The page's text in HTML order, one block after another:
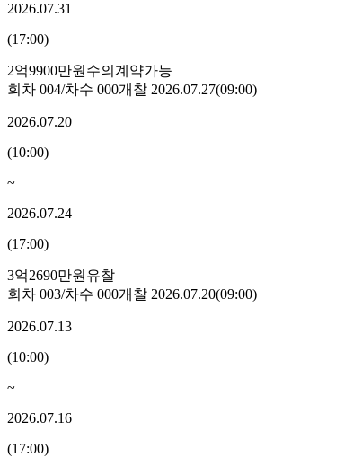
2026.07.31
(17:00)
2억9900만원 수의계약가능
회차 004/차수 000개찰 2026.07.27(09:00)
2026.07.20
(10:00)
~
2026.07.24
(17:00)
3억2690만원 유찰
회차 003/차수 000개찰 2026.07.20(09:00)
2026.07.13
(10:00)
~
2026.07.16
(17:00)